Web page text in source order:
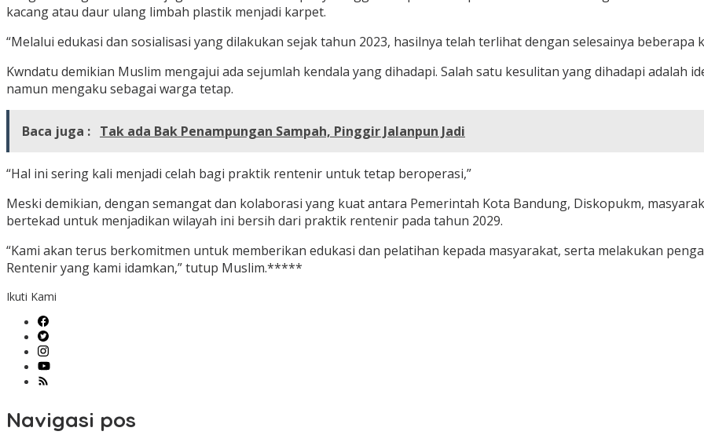
kacang atau daur ulang limbah plastik menjadi karpet.
“Melalui edukasi dan sosialisasi yang dilakukan sejak tahun 2023, hasilnya telah terlihat dengan selesainya
Kwndatu demikian Muslim mengajui ada sejumlah kendala yang dihadapi. Salah satu kesulitan yang dihadapi
namun mengaku sebagai warga tetap.
Baca juga : Tak ada Bak Penampungan Sampah, Pinggir Jalanpun Jadi
“Hal ini sering kali menjadi celah bagi praktik rentenir untuk tetap beroperasi,”
Meski demikian, dengan semangat dan kolaborasi yang kuat antara Pemerintah Kota Bandung, Diskopukm,
bertekad untuk menjadikan wilayah ini bersih dari praktik rentenir pada tahun 2029.
“Kami akan terus berkomitmen untuk memberikan edukasi dan pelatihan kepada masyarakat, serta melakukan
Rentenir yang kami idamkan,” tutup Muslim.*****
Ikuti Kami
Navigasi pos